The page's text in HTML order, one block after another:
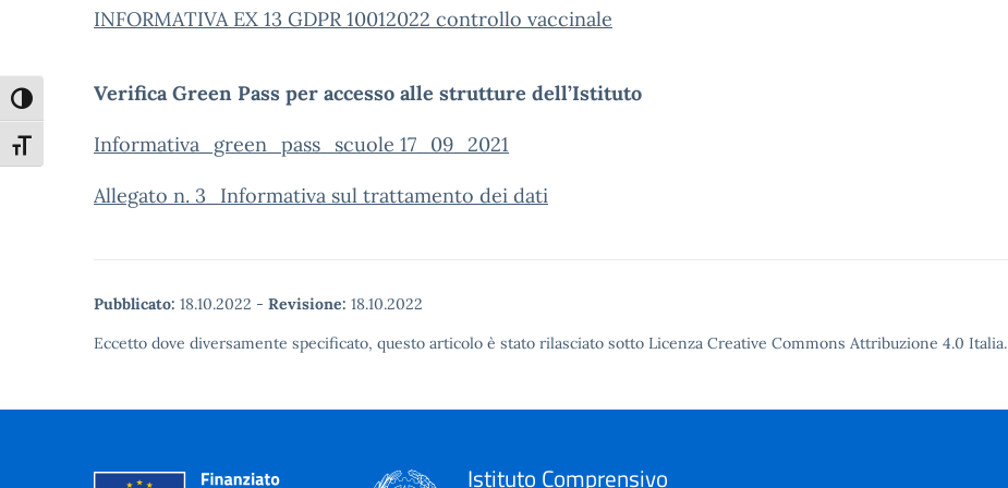
Attiva/disattiva alto contrasto
Attiva/disattiva dimensione testo
INFORMATIVA EX 13 GDPR 10012022 controllo vaccinale
Verifica Green Pass per accesso alle strutture dell’Istituto
Informativa_green_pass_scuole 17_09_2021
Allegato n. 3_Informativa sul trattamento dei dati
Pubblicato: 18.10.2022 - Revisione: 18.10.2022
Eccetto dove diversamente specificato, questo articolo è stato rilasciato sotto Licenza Creative Commons Attribuzione 4.0 Italia.
Istituto Comprensivo